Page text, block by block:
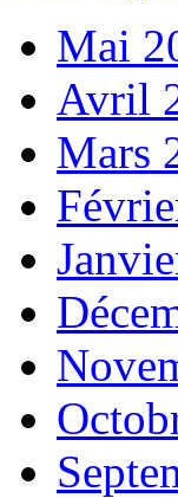
Mai
Avril
Mars